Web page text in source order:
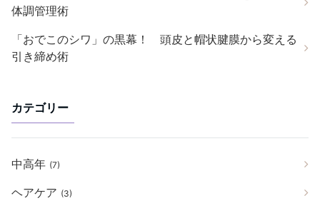
体調管理術
「おでこのシワ」の黒幕！ 頭皮と帽状腱膜から変える
引き締め術
カテゴリー
中高年 (7)
ヘアケア (3)